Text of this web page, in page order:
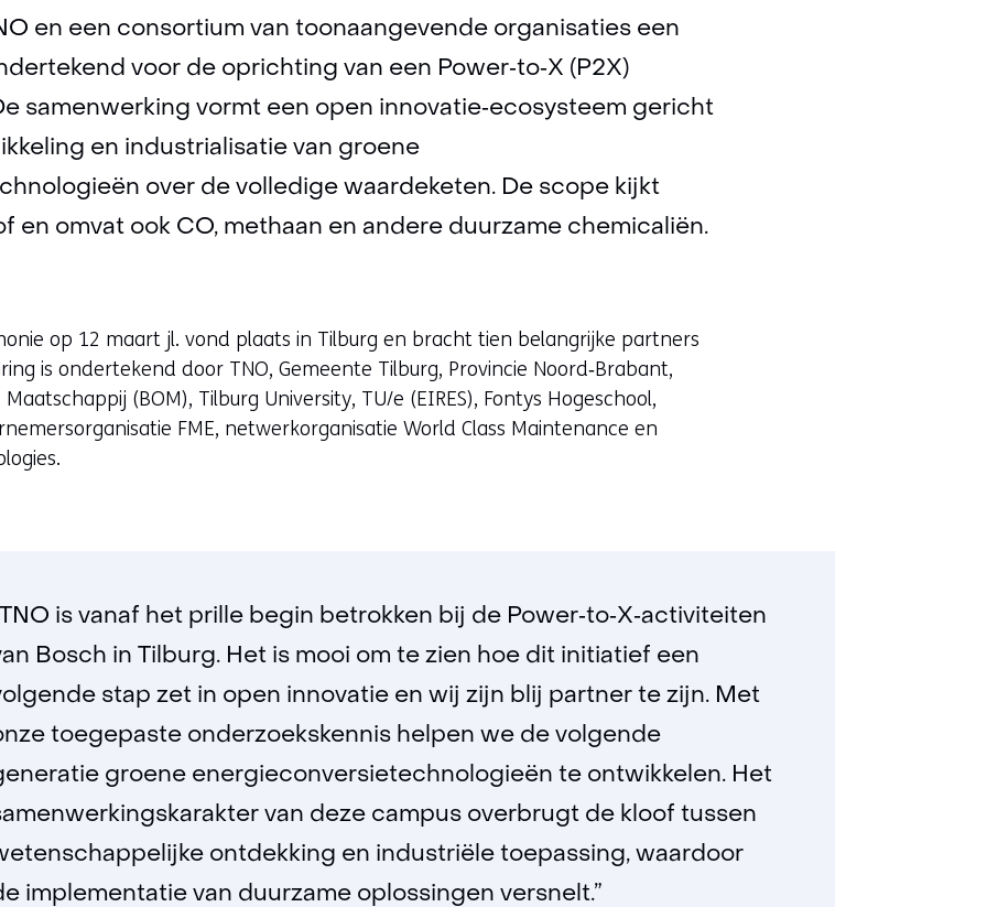
en een consortium van toonaangevende organisaties een
voor de oprichting van een Power‑to‑X (P2X)
samenwerking vormt een open innovatie‑ecosysteem gericht
en industrialisatie van groene
over de volledige waardeketen. De scope kijkt
en omvat ook CO, methaan en andere duurzame chemicaliën.
op 12 maart jl. vond plaats in Tilburg en bracht tien belangrijke partners
is ondertekend door TNO, Gemeente Tilburg, Provincie Noord‑Brabant,
(BOM), Tilburg University, TU/e (EIRES), Fontys Hogeschool,
FME, netwerkorganisatie World Class Maintenance en
is vanaf het prille begin betrokken bij de Power‑to‑X‑activiteiten
Bosch in Tilburg. Het is mooi om te zien hoe dit initiatief een
stap zet in open innovatie en wij zijn blij partner te zijn. Met
toegepaste onderzoekskennis helpen we de volgende
groene energieconversietechnologieën te ontwikkelen. Het
van deze campus overbrugt de kloof tussen
ontdekking en industriële toepassing, waardoor
implementatie van duurzame oplossingen versnelt.”